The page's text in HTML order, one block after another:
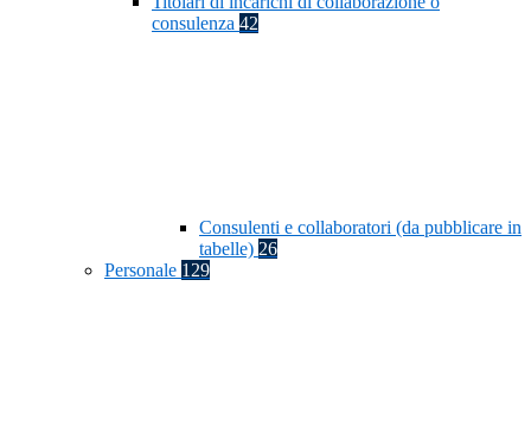
consulenza 42
Consulenti e collaboratori (da pubblicare in
tabelle) 26
Personale 129